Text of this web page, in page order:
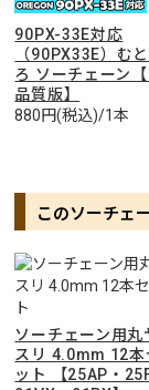
90PX-33E対応
（90PX33E）む
ろ ソーチェーン
品質版】
880円(税込)/1本
このソーチェ
ソーチェーン用丸
スリ 4.0mm 12本
ット 【25AP・